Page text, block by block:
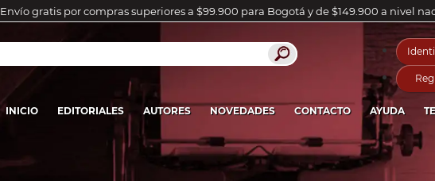
Envío gratis por compras superiores a $99.900 para Bogotá y de $149.900 a nivel
INICIO EDITORIALES AUTORES NOVEDADES CONTACTO AYUDA